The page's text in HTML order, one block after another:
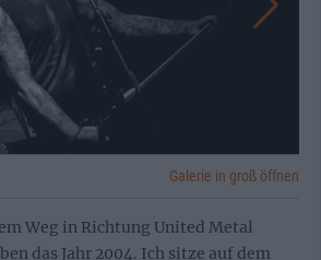
Galerie in groß öffnen
Weg in Richtung United Metal
das Jahr 2004. Ich sitze auf dem